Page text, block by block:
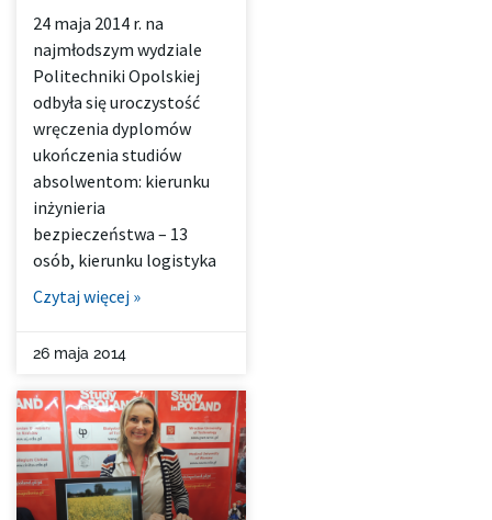
24 maja 2014 r. na
najmłodszym wydziale
Politechniki Opolskiej
odbyła się uroczystość
wręczenia dyplomów
ukończenia studiów
absolwentom: kierunku
inżynieria
bezpieczeństwa – 13
osób, kierunku logistyka
Czytaj więcej »
26 maja 2014